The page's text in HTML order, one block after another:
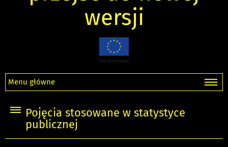
wersji
Menu główne
Pojęcia stosowane w statystyce
publicznej